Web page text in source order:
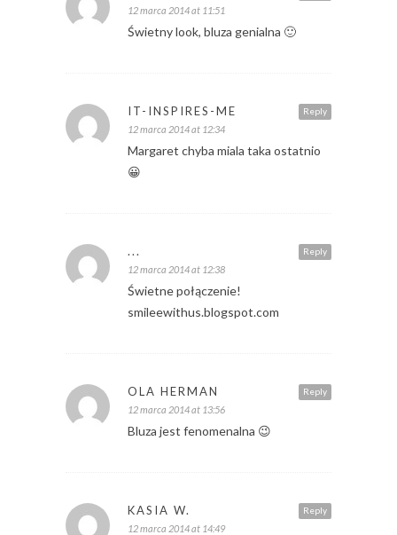
12 marca 2014 at 11:51
Świetny look, bluza genialna 🙂
Reply
IT-INSPIRES-ME
12 marca 2014 at 12:34
Margaret chyba miala taka ostatnio
😀
Reply
...
12 marca 2014 at 12:38
Świetne połączenie!
smileewithus.blogspot.com
Reply
OLA HERMAN
12 marca 2014 at 13:56
Bluza jest fenomenalna 😉
Reply
KASIA W.
12 marca 2014 at 14:49